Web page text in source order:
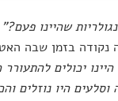
שהיינו פעם?"
בזמן שבה
יכולים להתעורר
היו נוזלים